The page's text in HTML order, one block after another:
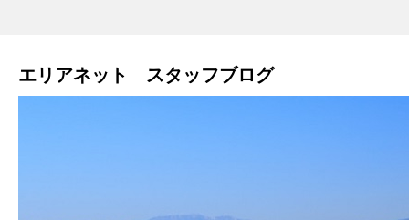
エリアネット スタッフブログ